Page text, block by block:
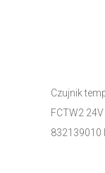
Czujnik
FCTW2 24V
832139010